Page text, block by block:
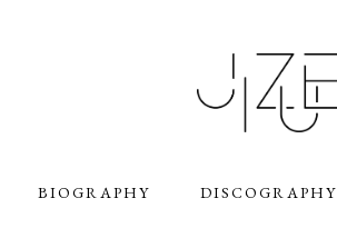
BIOGRAPHY DISCOGRAPHY